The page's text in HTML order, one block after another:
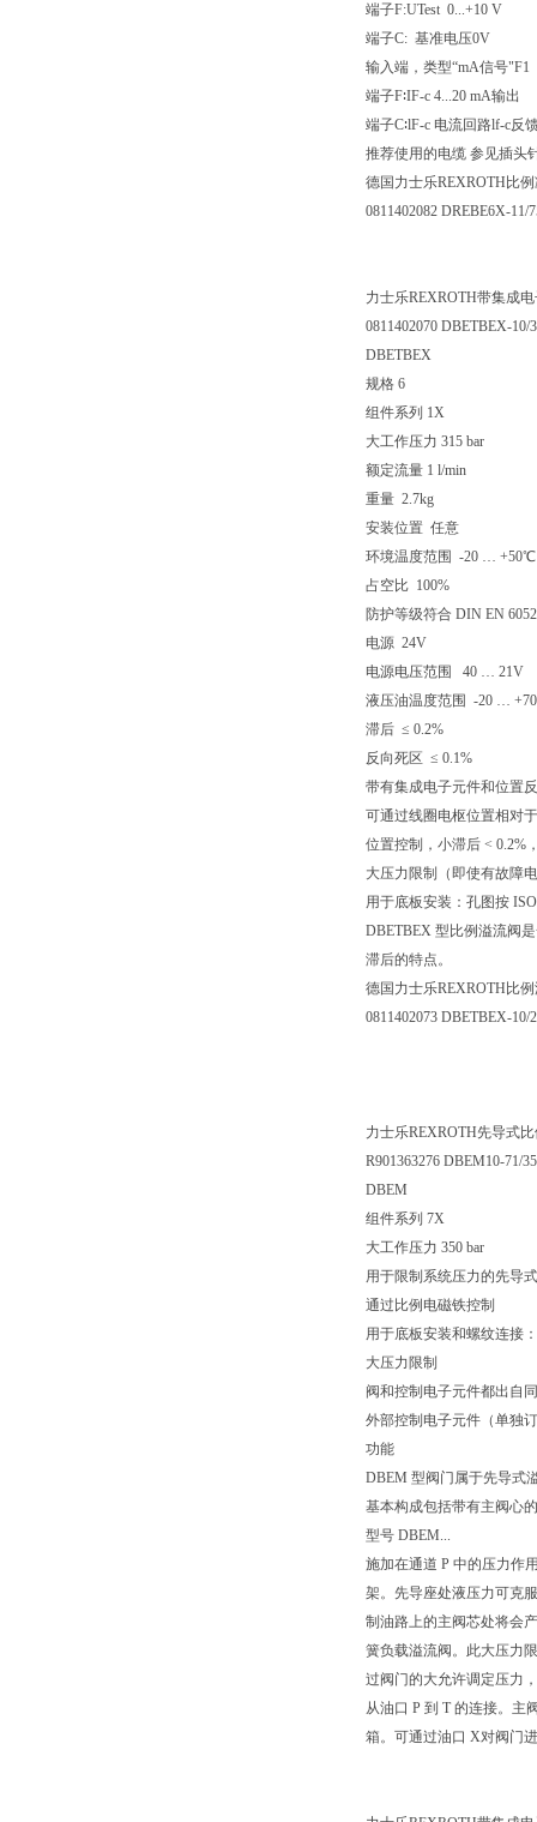
端子F:UTest 0...+10 V
端子C: 基准电压0V
输入端，类型“mA信号"F1
端子F∶IF-c 4...20 mA输出
端子C∶lF-c 电流回路lf-c反
推荐使用的电缆 参见插头
德国力士乐REXROTH比
0811402082 DREBE6X-
力士乐REXROTH带集成
0811402070 DBETBEX-10/
DBETBEX
规格 6
组件系列 1X
大工作压力 315 bar
额定流量 1 l/min
重量 2.7kg
安装位置 任意
环境温度范围 -20 … +50℃
占空比 100%
防护等级符合 DIN EN
电源 24V
电源电压范围 40 … 21V
液压油温度范围 -20 …
滞后 ≤ 0.2%
反向死区 ≤ 0.1%
带有集成电子元件和位置
可通过线圈电枢位置相对
位置控制，小滞后 < 0.2%
大压力限制（即使有故障
用于底板安装：孔图按
DBETBEX 型比例溢流阀
滞后的特点。
德国力士乐REXROTH比
0811402073 DBETBEX-10/
力士乐REXROTH先导式
R901363276 DBEM10-71/
DBEM
组件系列 7X
大工作压力 350 bar
用于限制系统压力的先导
通过比例电磁铁控制
用于底板安装和螺纹连接
大压力限制
阀和控制电子元件都出自
外部控制电子元件（单独
功能
DBEM 型阀门属于先导式
基本构成包括带有主阀心
型号 DBEM...
施加在通道 P 中的压力作
架。先导座处液压力可克
制油路上的主阀芯处将会
簧负载溢流阀。此大压力
过阀门的大允许调定压力
从油口 P 到 T 的连接。主
箱。可通过油口 X对阀门